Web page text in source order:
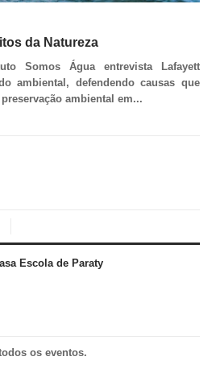
da Natureza
Somos Água entrevista Lafayett
ambiental, defendendo causas que
ambiental em...
Escola de Paraty
os eventos.